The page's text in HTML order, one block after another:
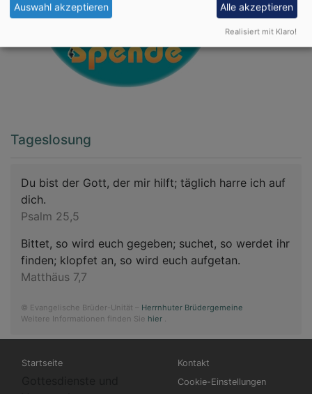
Tageslosung
Du bist der Gott, der mir hilft; täglich harre ich auf
dich.
Psalm 25,5
Bittet, so wird euch gegeben; suchet, so werdet ihr
finden; klopfet an, so wird euch aufgetan.
Matthäus 7,7
© Evangelische Brüder-Unität – Herrnhuter Brüdergemeine
Weitere Informationen finden Sie hier
Hauptnavigation
Startseite Fußbereichsmenü
Kontakt
Cookie-Einstellungen
Auswahl akzeptieren Alle akzeptieren
Realisiert mit Klaro!